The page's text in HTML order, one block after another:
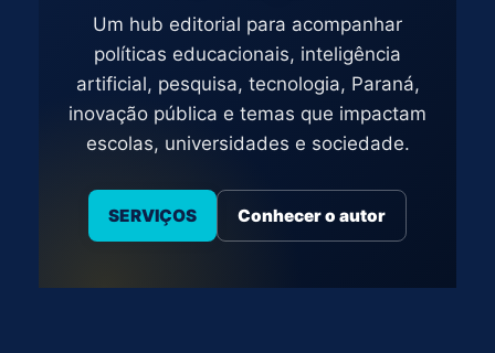
Um hub editorial para acompanhar
políticas educacionais, inteligência
artificial, pesquisa, tecnologia, Paraná,
inovação pública e temas que impactam
escolas, universidades e sociedade.
SERVIÇOS Conhecer o autor